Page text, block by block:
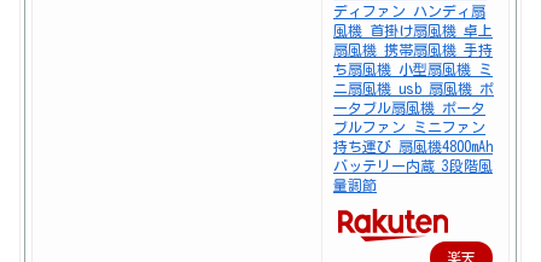
ディファン ハンディ扇
風機 首掛け扇風機 卓上
扇風機 携帯扇風機 手持
ち扇風機 小型扇風機 ミ
ニ扇風機 usb 扇風機 ポ
ータブル扇風機 ポータ
ブルファン ミニファン
持ち運び 扇風機4800mAh
バッテリー内蔵 3段階風
量調節
楽天